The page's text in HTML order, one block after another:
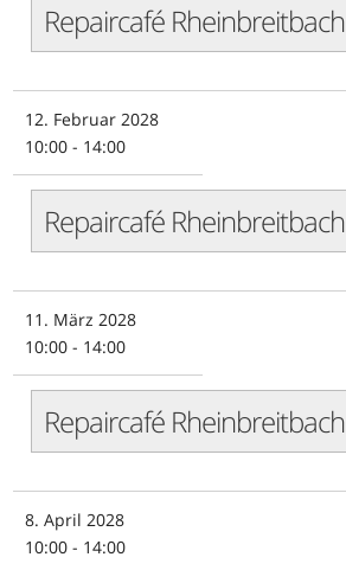
Repaircafé Rheinbreitbach
12. Februar 2028
10:00 - 14:00
Repaircafé Rheinbreitbach
11. März 2028
10:00 - 14:00
Repaircafé Rheinbreitbach
8. April 2028
10:00 - 14:00